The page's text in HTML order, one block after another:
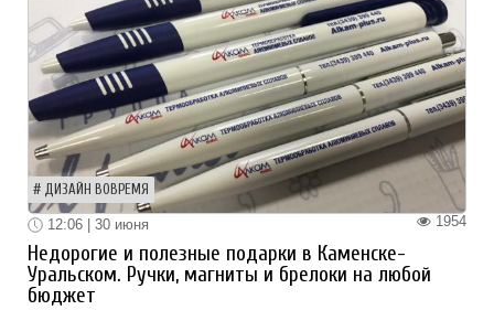
ДИЗАЙН ВОВРЕМЯ
1954
12:06 | 30 июня
Недорогие и полезные подарки в Каменске-
Уральском. Ручки, магниты и брелоки на любой
бюджет